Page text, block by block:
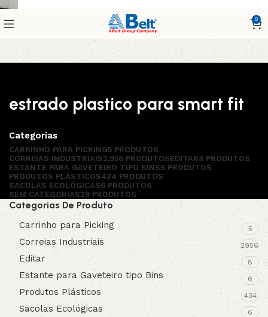
0
estrado plastico para smart fit
Categorias
CARRINHO PARA PICKING5 PRODUTOS
CORREIAS INDUSTRIAIS2.956 PRODUTOSEDITAR8 PRODUTOS
ESTANTE PARA GAVETEIRO TIPO BINS6 PRODUTOS
PRODUTOS PLÁSTICOS434 PRODUTOS
SACOLAS ECOLÓGICAS6 PRODUTOS
SEM CATEGORIAS29 PRODUTOS
Categorias De Produto
Carrinho para Picking 5
Correias Industriais 2956
Editar 8
Estante para Gaveteiro tipo Bins 6
Produtos Plásticos 434
Sacolas Ecológicas 6